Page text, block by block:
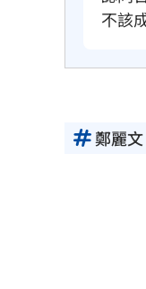
不該
鄭麗文